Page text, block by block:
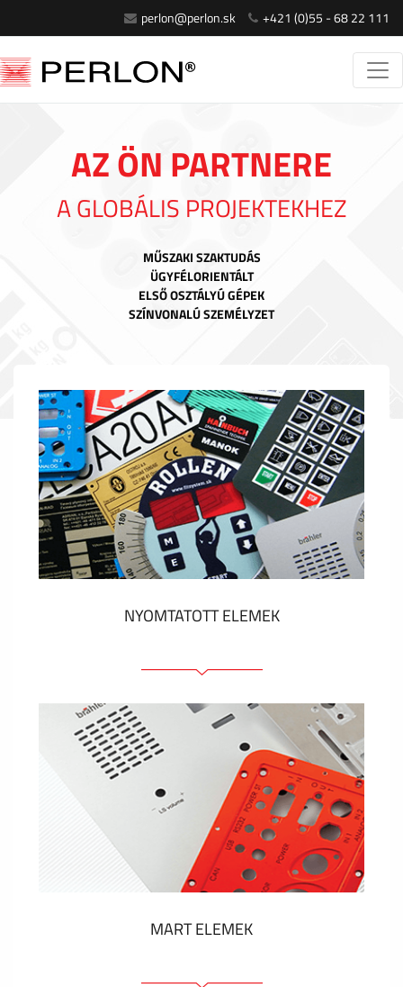
perlon@perlon.sk +421 (0)55 - 68 22 111
AZ ÖN PARTNERE
A GLOBÁLIS PROJEKTEKHEZ
MŰSZAKI SZAKTUDÁS
ÜGYFÉLORIENTÁLT
ELSŐ OSZTÁLYÚ GÉPEK
SZÍNVONALÚ SZEMÉLYZET
NYOMTATOTT ELEMEK
Fóliacímkék
Fóliabillentyűzet, Membrános billentyűzet
Fém címkék
Címkék
Műanyag címkék és cédulák
MUTASS TÖBBET
MART ELEMEK